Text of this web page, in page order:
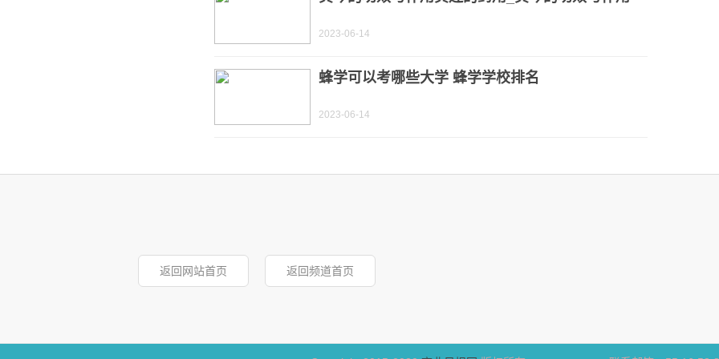
2023-06-14
蜂学可以考哪些大学 蜂学学校排名
2023-06-14
返回网站首页 返回频道首页